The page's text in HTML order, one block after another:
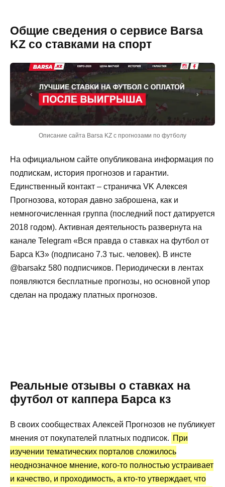
Общие сведения о сервисе Barsa
KZ со ставками на спорт
Описание сайта Barsa KZ с прогнозами по футболу
На официальном сайте опубликована информация по
подпискам, история прогнозов и гарантии.
Единственный контакт – страничка VK Алексея
Прогнозова, которая давно заброшена, как и
немногочисленная группа (последний пост датируется
2018 годом). Активная деятельность развернута на
канале Telegram «Вся правда о ставках на футбол от
Барса КЗ» (подписано 7.3 тыс. человек). В инсте
@barsakz 580 подписчиков. Периодически в лентах
появляются бесплатные прогнозы, но основной упор
сделан на продажу платных прогнозов.
Реальные отзывы о ставках на
футбол от каппера Барса кз
В своих сообществах Алексей Прогнозов не публикует
мнения от покупателей платных подписок. При
изучении тематических порталов сложилось
неоднозначное мнение, кого-то полностью устраивает
и качество, и проходимость, а кто-то утверждает, что